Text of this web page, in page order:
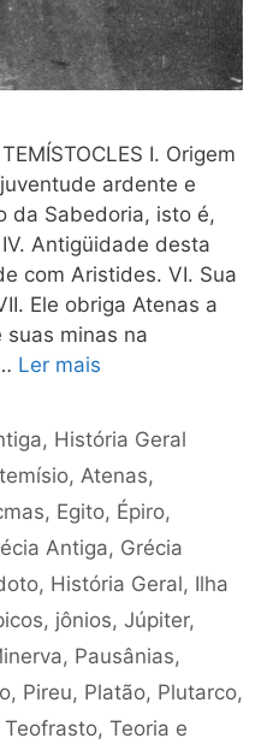
I. Origem
ardente e
da Sabedoria, isto é,
Antigüidade desta
com Aristides. VI. Sua
Ele obriga Atenas a
suas minas na
Ler mais
, História Geral
,Atenas,
, Egito, Épiro,
Antiga, Grécia
, História Geral, Ilha
, jônios, Júpiter,
, Pausânias,
, Pireu, Platão, Plutarco,
Teofrasto, Teoria e